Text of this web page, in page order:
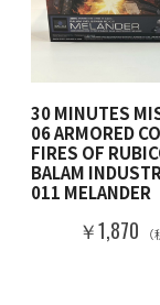
30 MINUTES
06 ARMORED
FIRES OF
BALAM
011 MELANDER
￥1,870